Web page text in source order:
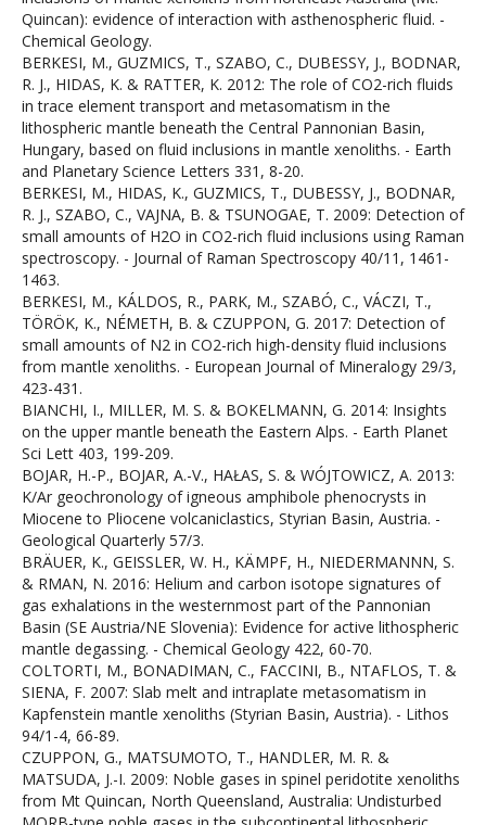
Quincan): evidence of interaction with asthenospheric fluid. -
Chemical Geology.
BERKESI, M., GUZMICS, T., SZABO, C., DUBESSY, J., BODNAR,
R. J., HIDAS, K. & RATTER, K. 2012: The role of CO2-rich fluids
in trace element transport and metasomatism in the
lithospheric mantle beneath the Central Pannonian Basin,
Hungary, based on fluid inclusions in mantle xenoliths. - Earth
and Planetary Science Letters 331, 8-20.
BERKESI, M., HIDAS, K., GUZMICS, T., DUBESSY, J., BODNAR,
R. J., SZABO, C., VAJNA, B. & TSUNOGAE, T. 2009: Detection of
small amounts of H2O in CO2-rich fluid inclusions using Raman
spectroscopy. - Journal of Raman Spectroscopy 40/11, 1461-
1463.
BERKESI, M., KÁLDOS, R., PARK, M., SZABÓ, C., VÁCZI, T.,
TÖRÖK, K., NÉMETH, B. & CZUPPON, G. 2017: Detection of
small amounts of N2 in CO2-rich high-density fluid inclusions
from mantle xenoliths. - European Journal of Mineralogy 29/3,
423-431.
BIANCHI, I., MILLER, M. S. & BOKELMANN, G. 2014: Insights
on the upper mantle beneath the Eastern Alps. - Earth Planet
Sci Lett 403, 199-209.
BOJAR, H.-P., BOJAR, A.-V., HAŁAS, S. & WÓJTOWICZ, A. 2013:
K/Ar geochronology of igneous amphibole phenocrysts in
Miocene to Pliocene volcaniclastics, Styrian Basin, Austria. -
Geological Quarterly 57/3.
BRÄUER, K., GEISSLER, W. H., KÄMPF, H., NIEDERMANNN, S.
& RMAN, N. 2016: Helium and carbon isotope signatures of
gas exhalations in the westernmost part of the Pannonian
Basin (SE Austria/NE Slovenia): Evidence for active lithospheric
mantle degassing. - Chemical Geology 422, 60-70.
COLTORTI, M., BONADIMAN, C., FACCINI, B., NTAFLOS, T. &
SIENA, F. 2007: Slab melt and intraplate metasomatism in
Kapfenstein mantle xenoliths (Styrian Basin, Austria). - Lithos
94/1-4, 66-89.
CZUPPON, G., MATSUMOTO, T., HANDLER, M. R. &
MATSUDA, J.-I. 2009: Noble gases in spinel peridotite xenoliths
from Mt Quincan, North Queensland, Australia: Undisturbed